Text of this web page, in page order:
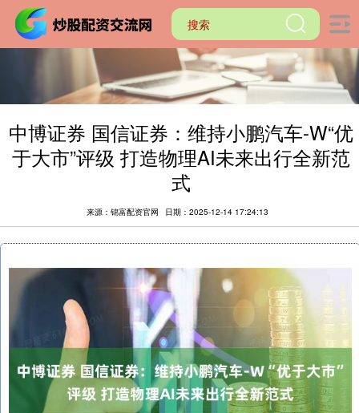
中博证券 国信证券：维持小鹏汽车-W“优
于大市”评级 打造物理AI未来出行全新范
式
来源：锦富配资官网 日期：2025-12-14 17:24:13